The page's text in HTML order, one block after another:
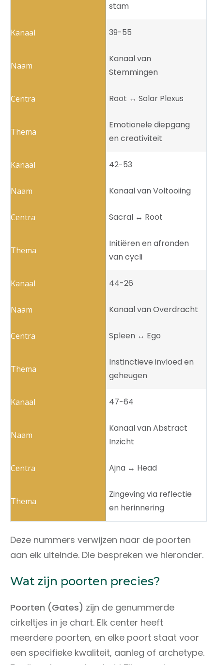
stam
39-55
Kanaal van
Stemmingen
Root ↔️ Solar Plexus
Emotionele diepgang
en creativiteit
42-53
Kanaal van Voltooiing
Sacral ↔️ Root
Initiëren en afronden
van cycli
44-26
Kanaal van Overdracht
Spleen ↔️ Ego
Instinctieve invloed en
geheugen
47-64
Kanaal van Abstract
Inzicht
Ajna ↔️ Head
Zingeving via reflectie
en herinnering
Deze nummers verwijzen naar de poorten
aan elk uiteinde. Die bespreken we hieronder.
Wat zijn poorten precies?
Poorten (Gates) zijn de genummerde
cirkeltjes in je chart. Elk center heeft
meerdere poorten, en elke poort staat voor
een specifieke kwaliteit, aanleg of archetype.